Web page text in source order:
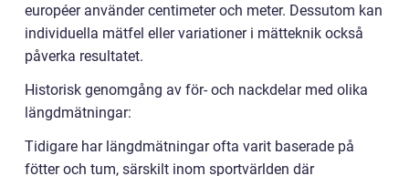
européer använder centimeter och meter. Dessutom kan
individuella mätfel eller variationer i mätteknik också
påverka resultatet.
Historisk genomgång av för- och nackdelar med olika
längdmätningar:
Tidigare har längdmätningar ofta varit baserade på
fötter och tum, särskilt inom sportvärlden där